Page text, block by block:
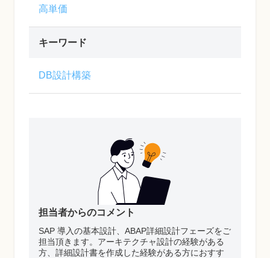
高単価
キーワード
DB設計構築
担当者からのコメント
SAP 導入の基本設計、ABAP詳細設計フェーズをご
担当頂きます。アーキテクチャ設計の経験がある
方、詳細設計書を作成した経験がある方におすす